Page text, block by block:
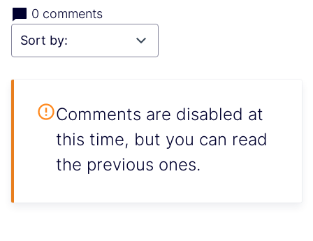
0 comments
Comments are disabled at
this time, but you can read
the previous ones.